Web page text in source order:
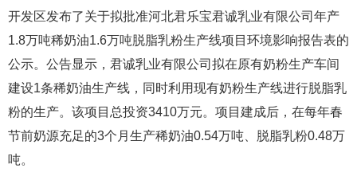
开发区发布了关于拟批准河北君乐宝君诚乳业有限公司年产
1.8万吨稀奶油1.6万吨脱脂乳粉生产线项目环境影响报告表的
公示。公告显示，君诚乳业有限公司拟在原有奶粉生产车间
建设1条稀奶油生产线，同时利用现有奶粉生产线进行脱脂乳
粉的生产。该项目总投资3410万元。项目建成后，在每年春
节前奶源充足的3个月生产稀奶油0.54万吨、脱脂乳粉0.48万
吨。